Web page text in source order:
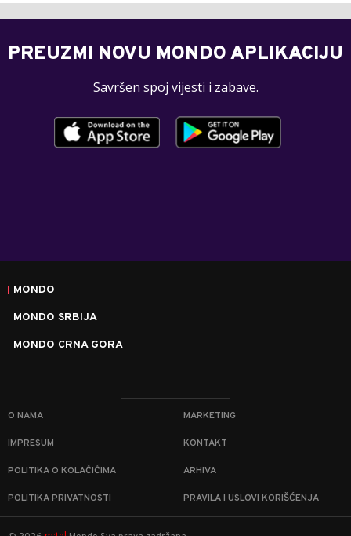
PREUZMI NOVU MONDO APLIKACIJU
Savršen spoj vijesti i zabave.
MONDO
MONDO SRBIJA
MONDO CRNA GORA
O NAMA MARKETING
IMPRESUM KONTAKT
POLITIKA O KOLAČIĆIMA ARHIVA
POLITIKA PRIVATNOSTI PRAVILA I USLOVI KORIŠĆENJA